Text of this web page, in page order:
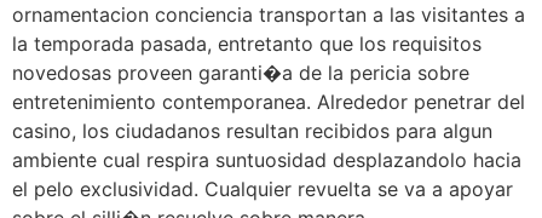
ornamentacion conciencia transportan a las visitantes a
la temporada pasada, entretanto que los requisitos
novedosas proveen garanti�a de la pericia sobre
entretenimiento contemporanea. Alrededor penetrar del
casino, los ciudadanos resultan recibidos para algun
ambiente cual respira suntuosidad desplazandolo hacia
el pelo exclusividad. Cualquier revuelta se va a apoyar